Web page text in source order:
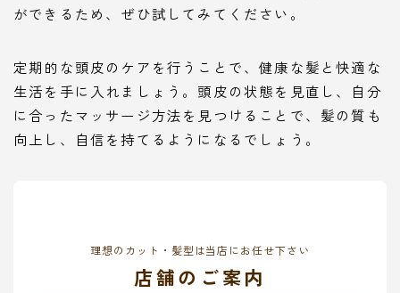
ができるため、ぜひ試してみてください。
定期的な頭皮のケアを行うことで、健康な髪と快適な
生活を手に入れましょう。頭皮の状態を見直し、自分
に合ったマッサージ方法を見つけることで、髪の質も
向上し、自信を持てるようになるでしょう。
理想のカット・髪型は当店にお任せ下さい
店舗のご案内